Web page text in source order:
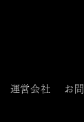
運営会社 お